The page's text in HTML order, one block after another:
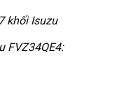
khối Isuzu
FVZ34QE4: